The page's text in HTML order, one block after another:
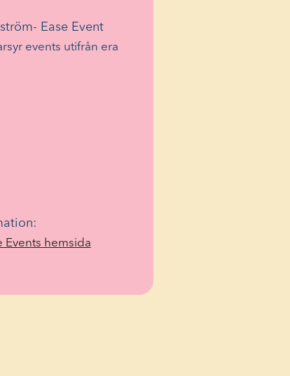
Ease Event
events utifrån era
Events hemsida(Opens